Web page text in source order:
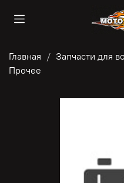
Главная
Запчасти для
Прочее